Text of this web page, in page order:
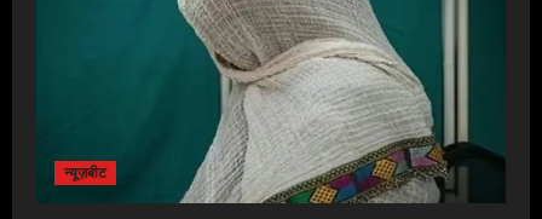
न्यूज़बीट